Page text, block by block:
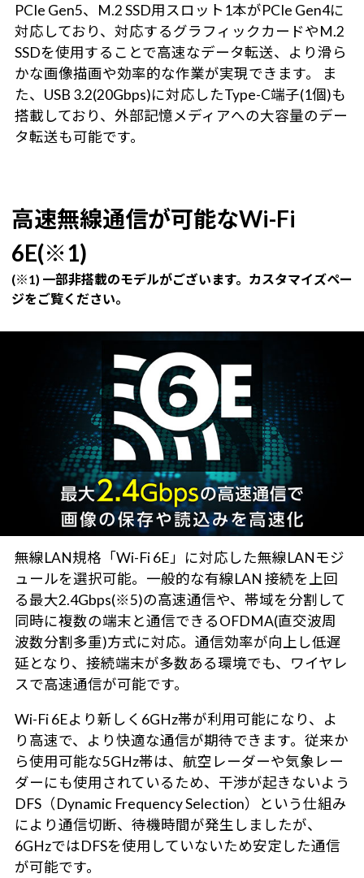
PCIe Gen5、M.2 SSD用スロット1本がPCIe Gen4に
対応しており、対応するグラフィックカードやM.2
SSDを使用することで高速なデータ転送、より滑ら
かな画像描画や効率的な作業が実現できます。 ま
た、USB 3.2(20Gbps)に対応したType-C端子(1個)も
搭載しており、外部記憶メディアへの大容量のデー
タ転送も可能です。
高速無線通信が可能なWi-Fi
6E(※1)
(※1) 一部非搭載のモデルがございます。カスタマイズペー
ジをご覧ください。
無線LAN規格「Wi-Fi 6E」に対応した無線LANモジ
ュールを選択可能。一般的な有線LAN 接続を上回
る最大2.4Gbps(※5)の高速通信や、帯域を分割して
同時に複数の端末と通信できるOFDMA(直交波周
波数分割多重)方式に対応。通信効率が向上し低遅
延となり、接続端末が多数ある環境でも、ワイヤレ
スで高速通信が可能です。
Wi-Fi 6Eより新しく6GHz帯が利用可能になり、よ
り高速で、より快適な通信が期待できます。従来か
ら使用可能な5GHz帯は、航空レーダーや気象レー
ダーにも使用されているため、干渉が起きないよう
DFS（Dynamic Frequency Selection）という仕組み
により通信切断、待機時間が発生しましたが、
6GHzではDFSを使用していないため安定した通信
が可能です。